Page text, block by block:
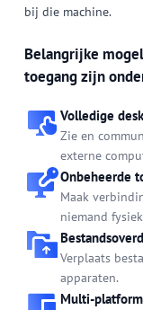
bij die machine.
Belangrijke
toegang zijn
Volledige
Zie en
externe
Onbeheerde
Maak
niemand
Verplaats
apparaten.
Multi-